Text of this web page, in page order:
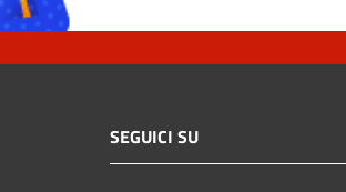
SEGUICI SU